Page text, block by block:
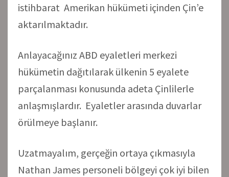
istihbarat Amerikan hükümeti içinden Çin’e
aktarılmaktadır.
Anlayacağınız ABD eyaletleri merkezi
hükümetin dağıtılarak ülkenin 5 eyalete
parçalanması konusunda adeta Çinlilerle
anlaşmışlardır. Eyaletler arasında duvarlar
örülmeye başlanır.
Uzatmayalım, gerçeğin ortaya çıkmasıyla
Nathan James personeli bölgeyi çok iyi bilen